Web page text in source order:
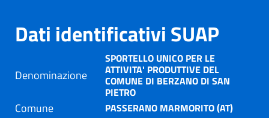
Dati identificativi SUAP
Denominazione
SPORTELLO UNICO PER LE
ATTIVITA' PRODUTTIVE DEL
COMUNE DI BERZANO DI SAN
PIETRO
Comune PASSERANO MARMORITO (AT)